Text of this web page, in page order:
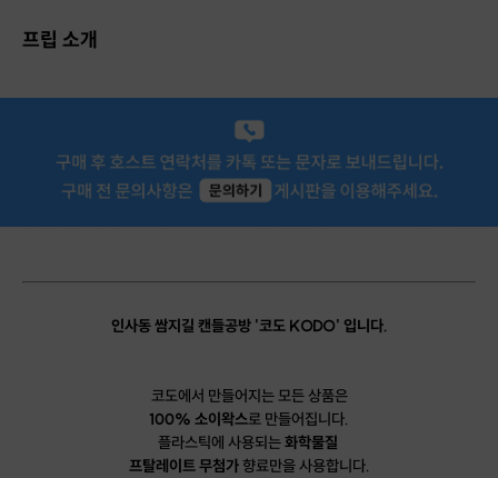
프립 소개
인사동 쌈지길 캔들공방 '코도 KODO' 입니다.
코도에서 만들어지는 모든 상품은
100% 소이왁스로 만들어집니다.
플라스틱에 사용되는화학물질
프탈레이트 무첨가향료만을 사용합니다.